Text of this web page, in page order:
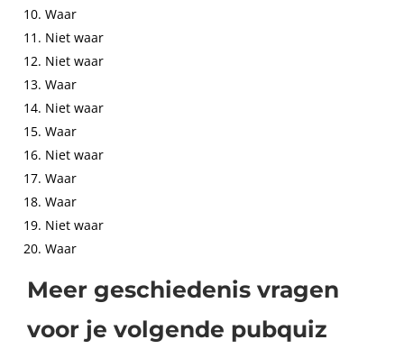
Waar
Niet waar
Niet waar
Waar
Niet waar
Waar
Niet waar
Waar
Waar
Niet waar
Waar
Meer geschiedenis vragen
voor je volgende pubquiz